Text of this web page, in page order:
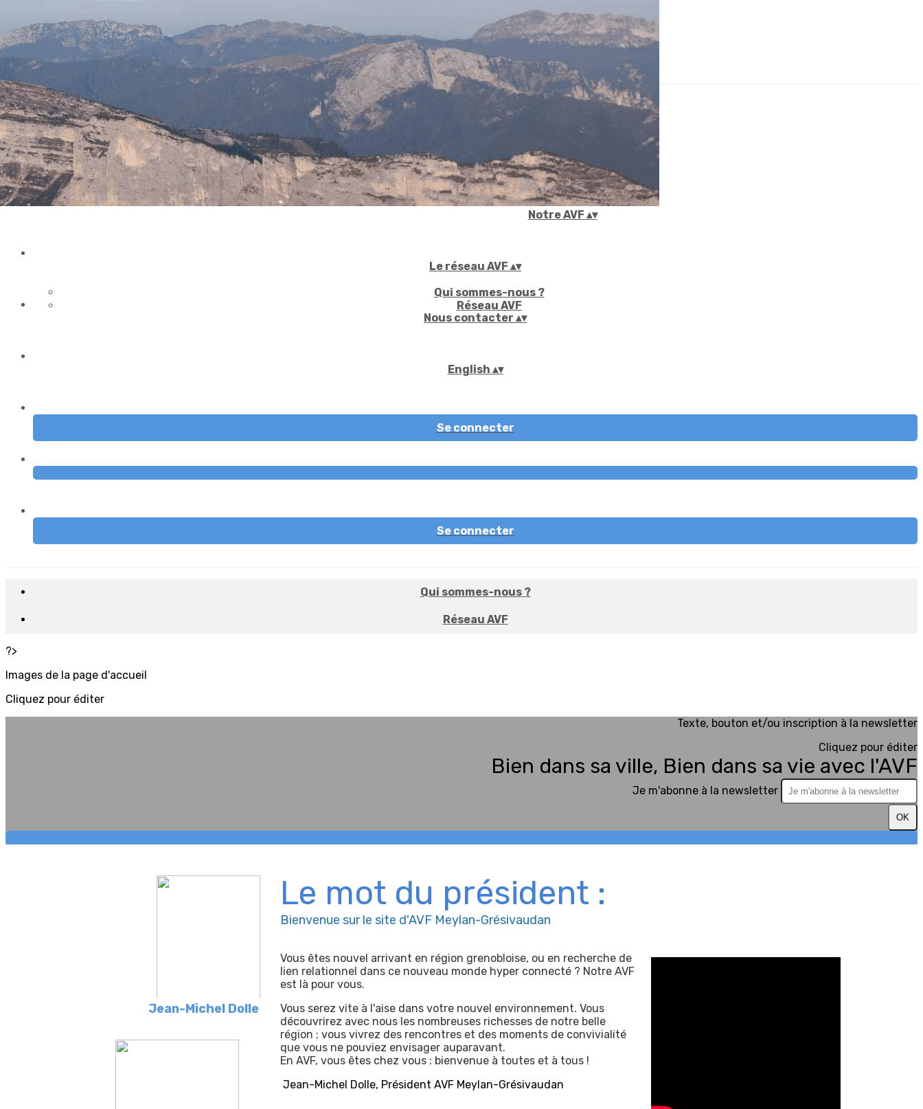
Exporter toutes les colonnes
Exporter uniquement les colonnes affichées
Menu
Ajoutez un logo, un bouton, des réseaux sociaux
Cliquez pour éditer
Accueil▴▾
Notre AVF ▴▾
Le réseau AVF ▴▾
Qui sommes-nous ?
Réseau AVF
Nous contacter ▴▾
English ▴▾
Se connecter
Se connecter
Qui sommes-nous ?
Réseau AVF
?>
Images de la page d'accueil
Cliquez pour éditer
Texte, bouton et/ou inscription à la newsletter
Cliquez pour éditer
Bien dans sa ville, Bien dans sa vie avec l'AVF
Je m'abonne à la newsletter
OK
Le mot du président :
Bienvenue sur le site d'AVF Meylan-Grésivaudan
Vous êtes nouvel arrivant en région grenobloise, ou en recherche de
lien relationnel dans ce nouveau monde hyper connecté ? Notre AVF
est là pour vous.
Vous serez vite à l'aise dans votre nouvel environnement. Vous
découvrirez avec nous les nombreuses richesses de notre belle
région ; vous vivrez des rencontres et des moments de convivialité
que vous ne pouviez envisager auparavant.
En AVF, vous êtes chez vous : bienvenue à toutes et à tous !
Jean-Michel Dolle, Président AVF Meylan-Grésivaudan
Jean-Michel Dolle